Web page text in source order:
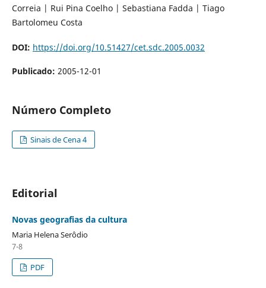
Correia | Rui Pina Coelho | Sebastiana Fadda | Tiago
Bartolomeu Costa
DOI: https://doi.org/10.51427/cet.sdc.2005.0032
Publicado: 2005-12-01
Número Completo
Sinais de Cena 4
Editorial
Novas geografias da cultura
Maria Helena Serôdio
7-8
PDF